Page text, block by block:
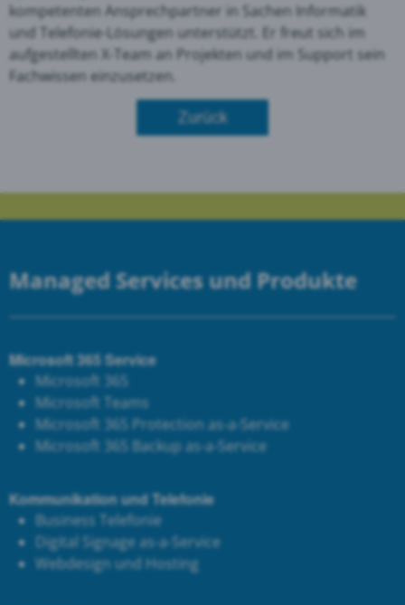
kompetenten Ansprechpartner in Sachen Informatik
und Telefonie-Lösungen unterstützt. Er freut sich im
aufgestellten X-Team an Projekten und im Support sein
Fachwissen einzusetzen.
Zurück
Managed Services und Produkte
Microsoft 365 Service
Microsoft 365
Microsoft Teams
Microsoft 365 Protection as-a-Service
Microsoft 365 Backup as-a-Service
Kommunikation und Telefonie
Business Telefonie
Digital Signage as-a-Service
Webdesign und Hosting